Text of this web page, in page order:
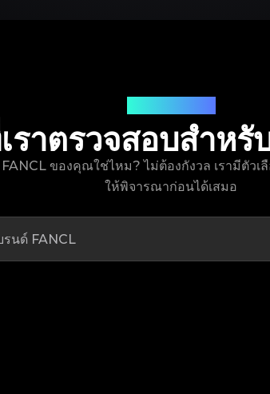
ราตรวจสอบสำห
ของคุณใช่ไหม? ไม่ต้องกังวล เรามีตัว
ให้พิจารณาก่อนได้เสมอ